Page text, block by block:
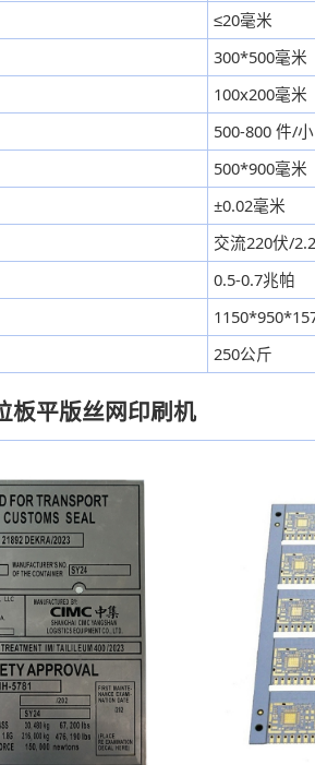
≤20毫米
300*500毫米
100x200毫米
500-800 件/
500*900毫米
±0.02毫米
交流220伏/
0.5-0.7兆帕
250公斤
板平版丝网印刷机